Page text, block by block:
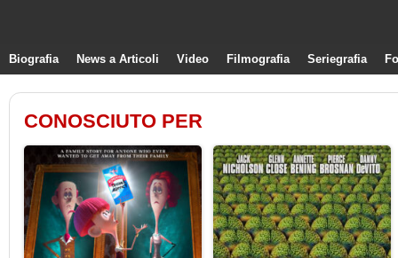
Biografia News a Articoli Video Filmografia Seriegrafia
CONOSCIUTO PER